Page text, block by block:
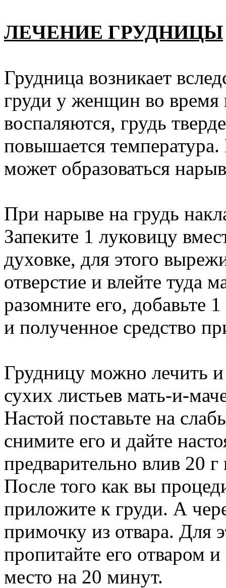
ЛЕЧЕНИЕ ГРУДНИЦЫ
Грудница возникает
груди у женщин во
воспаляются, грудь
повышается
может образоваться
При нарыве на грудь
Запеките 1 луковицу
духовке, для этого
отверстие и влейте туда
разомните его, добавьте
и полученное средство
Грудницу можно лечить
сухих листьев мать-и-
Настой поставьте на
снимите его и дайте
предварительно влив 20
После того как вы
приложите к груди. А
примочку из отвара. Для
пропитайте его отваром
место на 20 минут.